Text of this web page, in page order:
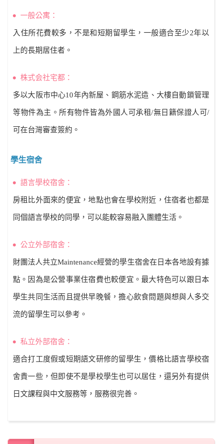
一般公寓：
入住所花費較多，不是和短期留學生，一般適合至少2年以
上的長期居住者。
株式会社宅都：
多以大阪市中心10年內新屋、鋼筋水泥造、大樓自動鎖管理
等物件為主。所有物件皆為外國人可承租/無日籍保證人可/
可在台灣審查簽約。
學生宿舍
語言學校宿舍：
房租比外面來的便宜，地點也會在學校附近，住宿者也都是
同個語言學校的同學，可以能較容易融入團體生活。
公立外部宿舍：
財團法人共立Maintenance經營的學生宿舍在日本各地設有據
點。因為是公營事業住宿費也較便宜。最大特色可以跟日本
學生共同生活而且提供早晚餐，擔心飲食問題與想與人多交
流的留學生可以參考。
私立外部宿舍：
適合打工度假或短期語文研修的留學生，價格比語言學校宿
舍貴一些，但即使不是學校學生也可以居住，還另外有提供
日文課程與中文服務等，服務很完善。